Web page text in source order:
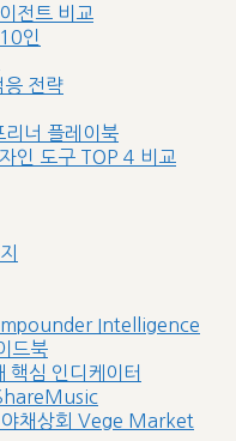
전트 비교
인
응 전략
너 플레이북
인 도구 TOP 4 비교
Intelligence
드북
핵심 인디케이터
야채상회 Vege Market